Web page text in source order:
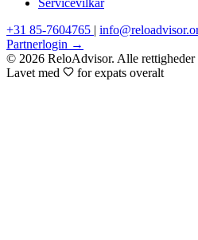
+31 85-7604765 |
Partnerlogin →
© 2026 ReloAdvisor. Alle rettigheder
Lavet med
for expats overalt